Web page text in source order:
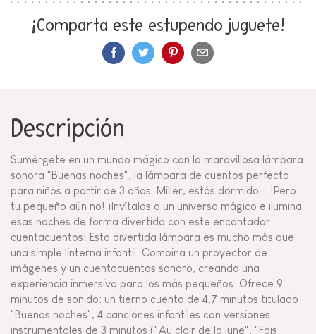
¡Comparta este estupendo juguete!
Descripción
Sumérgete en un mundo mágico con la maravillosa lámpara
sonora "Buenas noches", la lámpara de cuentos perfecta
para niños a partir de 3 años. Miller, estás dormido... ¡Pero
tu pequeño aún no! ¡Invítalos a un universo mágico e ilumina
esas noches de forma divertida con este encantador
cuentacuentos! Esta divertida lámpara es mucho más que
una simple linterna infantil. Combina un proyector de
imágenes y un cuentacuentos sonoro, creando una
experiencia inmersiva para los más pequeños. Ofrece 9
minutos de sonido: un tierno cuento de 4,7 minutos titulado
"Buenas noches", 4 canciones infantiles con versiones
instrumentales de 3 minutos ("Au clair de la lune", "Fais